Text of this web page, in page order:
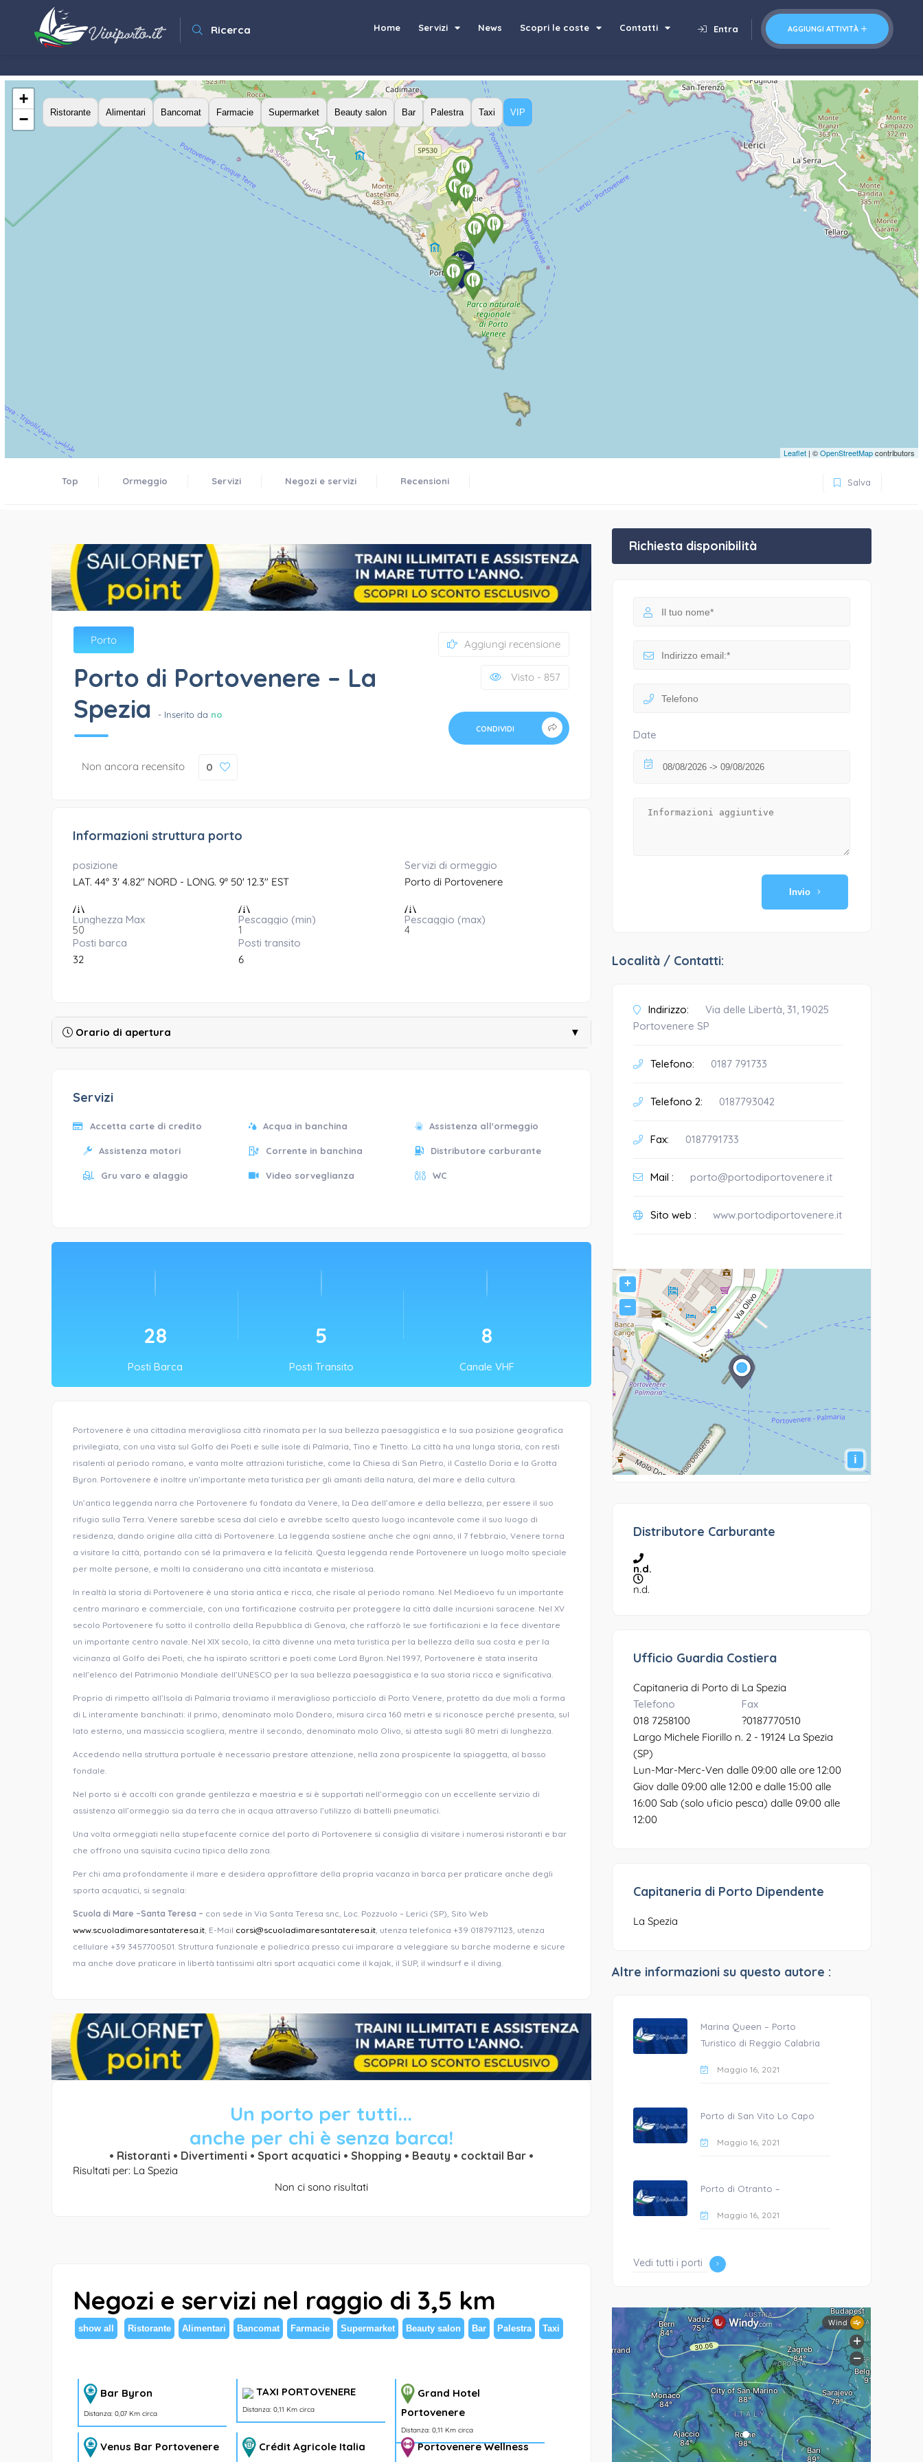
Ricerca AGGIUNGI ATTIVITÀ
Entra
Home Servizi News Scopri le coste Contatti
Ristorante Alimentari Bancomat Farmacie Supermarket Beauty salon Bar Palestra Taxi VIP
+
−
Leaflet | ©OpenStreetMapcontributors
Top Ormeggio Servizi Negozi e servizi Recensioni Salva
Porto
Porto di Portovenere – La
Spezia
- Inserito da no
Non ancora recensito 0
Aggiungi recensione
Visto - 857
CONDIVIDI
Informazioni struttura porto
posizione
LAT. 44° 3' 4.82" NORD - LONG. 9° 50' 12.3" EST
Servizi di ormeggio
Porto di Portovenere
Lunghezza Max
50
Pescaggio (min)
1
Pescaggio (max)
4
Posti barca
32
Posti transito
6
Orario di apertura ▼
Servizi
Accetta carte di credito Acqua in banchina Assistenza all'ormeggio
Assistenza motori Corrente in banchina Distributore carburante
Gru varo e alaggio Video sorveglianza WC
32
Posti Barca
6
Posti Transito
9
Canale VHF
Portovenere è una cittadina meravigliosa città rinomata per la sua bellezza paesaggistica e la sua posizione geografica
privilegiata, con una vista sul Golfo dei Poeti e sulle isole di Palmaria, Tino e Tinetto. La città ha una lunga storia, con resti
risalenti al periodo romano, e vanta molte attrazioni turistiche, come la Chiesa di San Pietro, il Castello Doria e la Grotta
Byron. Portovenere è inoltre un’importante meta turistica per gli amanti della natura, del mare e della cultura.
Un’antica leggenda narra che Portovenere fu fondata da Venere, la Dea dell’amore e della bellezza, per essere il suo
rifugio sulla Terra. Venere sarebbe scesa dal cielo e avrebbe scelto questo luogo incantevole come il suo luogo di
residenza, dando origine alla città di Portovenere. La leggenda sostiene anche che ogni anno, il 7 febbraio, Venere torna
a visitare la città, portando con sé la primavera e la felicità. Questa leggenda rende Portovenere un luogo molto speciale
per molte persone, e molti la considerano una città incantata e misteriosa.
In realtà la storia di Portovenere è una storia antica e ricca, che risale al periodo romano. Nel Medioevo fu un importante
centro marinaro e commerciale, con una fortificazione costruita per proteggere la città dalle incursioni saracene. Nel XV
secolo Portovenere fu sotto il controllo della Repubblica di Genova, che rafforzò le sue fortificazioni e la fece diventare
un importante centro navale. Nel XIX secolo, la città divenne una meta turistica per la bellezza della sua costa e per la
vicinanza al Golfo dei Poeti, che ha ispirato scrittori e poeti come Lord Byron. Nel 1997, Portovenere è stata inserita
nell’elenco del Patrimonio Mondiale dell’UNESCO per la sua bellezza paesaggistica e la sua storia ricca e significativa.
Proprio di rimpetto all’Isola di Palmaria troviamo il meraviglioso porticciolo di Porto Venere, protetto da due moli a forma
di L interamente banchinati: il primo, denominato molo Dondero, misura circa 160 metri e si riconosce perché presenta, sul
lato esterno, una massiccia scogliera, mentre il secondo, denominato molo Olivo, si attesta sugli 80 metri di lunghezza.
Accedendo nella struttura portuale è necessario prestare attenzione, nella zona prospicente la spiaggetta, al basso
fondale.
Nel porto si è accolti con grande gentilezza e maestria e si è supportati nell’ormeggio con un eccellente servizio di
assistenza all’ormeggio sia da terra che in acqua attraverso l’utilizzo di battelli pneumatici.
Una volta ormeggiati nella stupefacente cornice del porto di Portovenere si consiglia di visitare i numerosi ristoranti e bar
che offrono una squisita cucina tipica della zona.
Per chi ama profondamente il mare e desidera approfittare della propria vacanza in barca per praticare anche degli
sporta acquatici, si segnala:
Scuola di Mare –Santa Teresa – con sede in Via Santa Teresa snc, Loc. Pozzuolo – Lerici (SP), Sito Web
www.scuoladimaresantateresa.it, E-Mail corsi@scuoladimaresantateresa.it, utenza telefonica +39 0187971123, utenza
cellulare +39 3457700501. Struttura funzionale e poliedrica presso cui imparare a veleggiare su barche moderne e sicure
ma anche dove praticare in libertà tantissimi altri sport acquatici come il kajak, il SUP, il windsurf e il diving.
Un porto per tutti...
anche per chi è senza barca!
• Ristoranti • Divertimenti • Sport acquatici • Shopping • Beauty • cocktail Bar •
Risultati per: La Spezia
Non ci sono risultati
Negozi e servizi nel raggio di 3,5 km
show all Ristorante Alimentari Bancomat Farmacie Supermarket Beauty salon Bar Palestra Taxi
Bar Byron
Distanza: 0,07 Km circa
TAXI PORTOVENERE
Distanza: 0,11 Km circa
Grand Hotel
Portovenere
Distanza: 0,11 Km circa
Venus Bar Portovenere Crédit Agricole Italia Portovenere Wellness
Richiesta disponibilità
Date
Invio
Località / Contatti:
Indirizzo:
Via delle Libertà, 31, 19025
Portovenere SP
Telefono: 0187 791733
Telefono 2: 0187793042
Fax: 0187791733
Mail : porto@portodiportovenere.it
Sito web : www.portodiportovenere.it
+
−
i
Distributore Carburante
n.d.
n.d.
Ufficio Guardia Costiera
Capitaneria di Porto di La Spezia
Telefono
018 7258100
Fax
?0187770510
Largo Michele Fiorillo n. 2 - 19124 La Spezia
(SP)
Lun-Mar-Merc-Ven dalle 09:00 alle ore 12:00
Giov dalle 09:00 alle 12:00 e dalle 15:00 alle
16:00 Sab (solo uficio pesca) dalle 09:00 alle
12:00
Capitaneria di Porto Dipendente
La Spezia
Altre informazioni su questo autore :
Marina Queen – Porto
Turistico di Reggio Calabria
Maggio 16, 2021
Porto di San Vito Lo Capo
Maggio 16, 2021
Porto di Otranto –
Maggio 16, 2021
Vedi tutti i porti